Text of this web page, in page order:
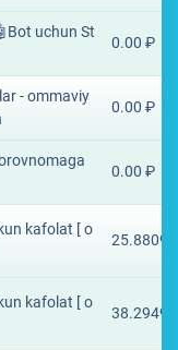
uchun St
0.00 ₽
- ommaviy
0.00 ₽
0.00 ₽
kafolat [ o
25.8809
kafolat [ o
38.2949